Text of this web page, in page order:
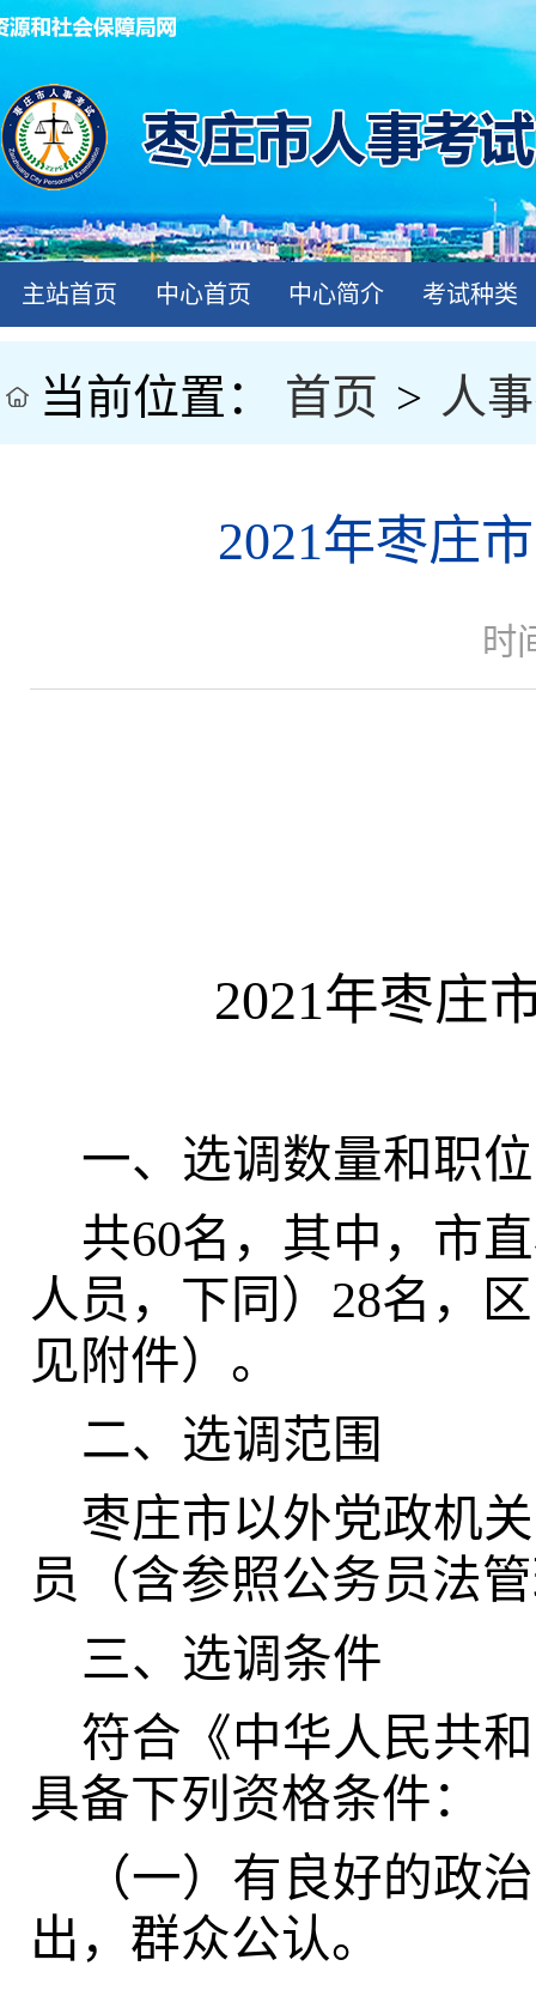
主站首页 中心首页 中心简介 考试种类
当前位置： 首页 > 人
2021年枣庄
时
2021年枣庄
一、选调数量和职位
共60名，其中，市
人员，下同）28名，
见附件）。
二、选调范围
枣庄市以外党政机
员（含参照公务员法
三、选调条件
符合《中华人民共
具备下列资格条件：
（一）有良好的政
出，群众公认。